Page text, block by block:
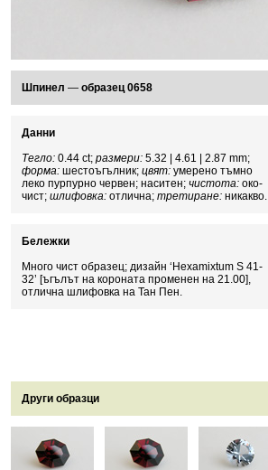
Шпинел — образец 0658
Данни
Тегло: 0.44 ct; размери: 5.32 | 4.61 | 2.87 mm;
форма: шестоъгълник; цвят: умерено тъмно
леко пурпурно червен; наситен; чистота: око-
чист; шлифовка: отлична; третиране: никакво.
Бележки
Много чист образец; дизайн ‘Hexamixtum S 41-
32’ [ъгълът на короната променен на 21.00],
отлична шлифовка на Тан Пен.
Други образци